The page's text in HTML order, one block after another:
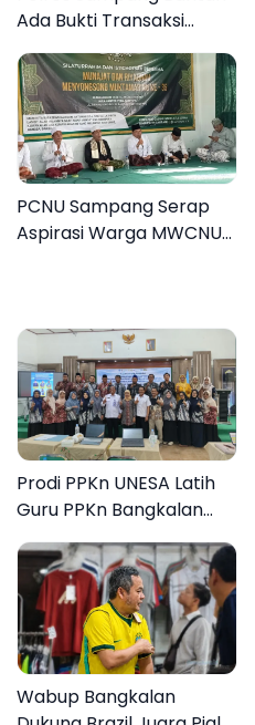
Ada Bukti Transaksi
dalam Kasus Rudapaksa
Anak 27 Tersangka
PCNU Sampang Serap
Aspirasi Warga MWCNU
Prodi PPKn UNESA Latih
Guru PPKn Bangkalan
dengan Pembelajaran
Inovasi Teknologi
Wabup Bangkalan